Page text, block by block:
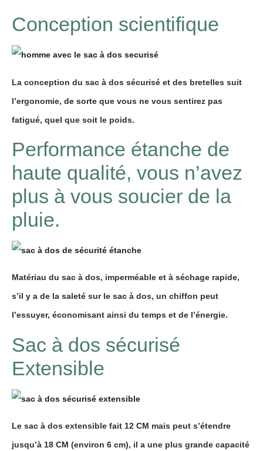
Conception scientifique
La conception du sac à dos sécurisé et des bretelles suit
l’ergonomie, de sorte que vous ne vous sentirez pas
fatigué, quel que soit le poids.
Performance étanche de
haute qualité, vous n’avez
plus à vous soucier de la
pluie.
Matériau du sac à dos, imperméable et à séchage rapide,
s’il y a de la saleté sur le sac à dos, un chiffon peut
l’essuyer, économisant ainsi du temps et de l’énergie.
Sac à dos sécurisé
Extensible
Le sac à dos extensible fait 12 CM mais peut s’étendre
jusqu’à 18 CM (environ 6 cm), il a une plus grande capacité